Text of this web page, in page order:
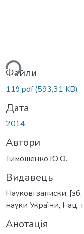
Файли
119.pdf(593,31 KB)
Дата
2014
Автори
Тимошенко Ю.О.
Видавець
Наукові записки: [зб.
науки України, Нац.
Анотація